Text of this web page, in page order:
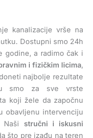
kanalizacije vrše na
Dostupni smo 24h
godine, a radimo čak i
i fizičkim licima,
najbolje rezultate
smo za sve vrste
koji žele da započnu
obavljenu intervenciju
Naši stručni i iskusni
što pre izađu na teren